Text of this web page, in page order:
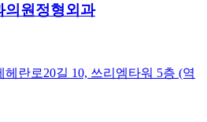
원 정형외과
란로20길 10, 쓰리엠타워 5층 (역